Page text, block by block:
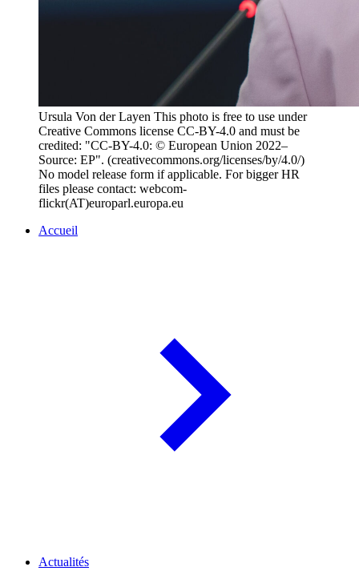
Ursula Von der Layen This photo is free to use under
Creative Commons license CC-BY-4.0 and must be
credited: "CC-BY-4.0: © European Union 2022–
Source: EP". (creativecommons.org/licenses/by/4.0/)
No model release form if applicable. For bigger HR
files please contact: webcom-
flickr(AT)europarl.europa.eu
Accueil
Actualités